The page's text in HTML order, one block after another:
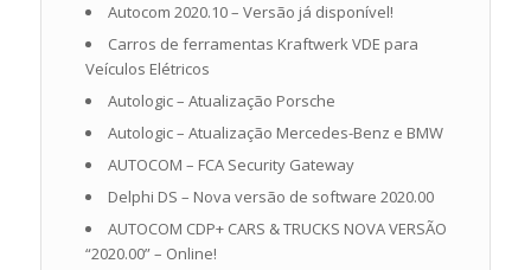
Autocom 2020.10 – Versão já disponível!
Carros de ferramentas Kraftwerk VDE para
Veículos Elétricos
Autologic – Atualização Porsche
Autologic – Atualização Mercedes-Benz e BMW
AUTOCOM – FCA Security Gateway
Delphi DS – Nova versão de software 2020.00
AUTOCOM CDP+ CARS & TRUCKS NOVA VERSÃO
“2020.00” – Online!